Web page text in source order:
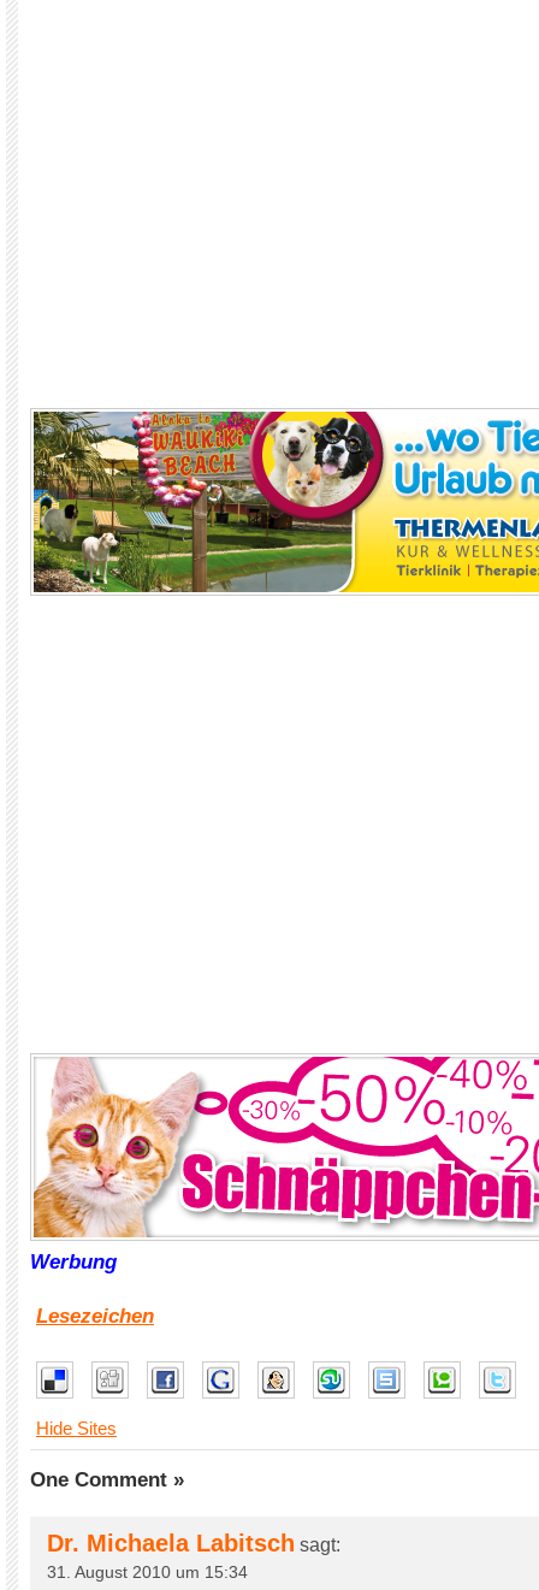
Werbung
Lesezeichen
Hide Sites
One Comment »
Dr. Michaela Labitsch sagt:
31. August 2010 um 15:34